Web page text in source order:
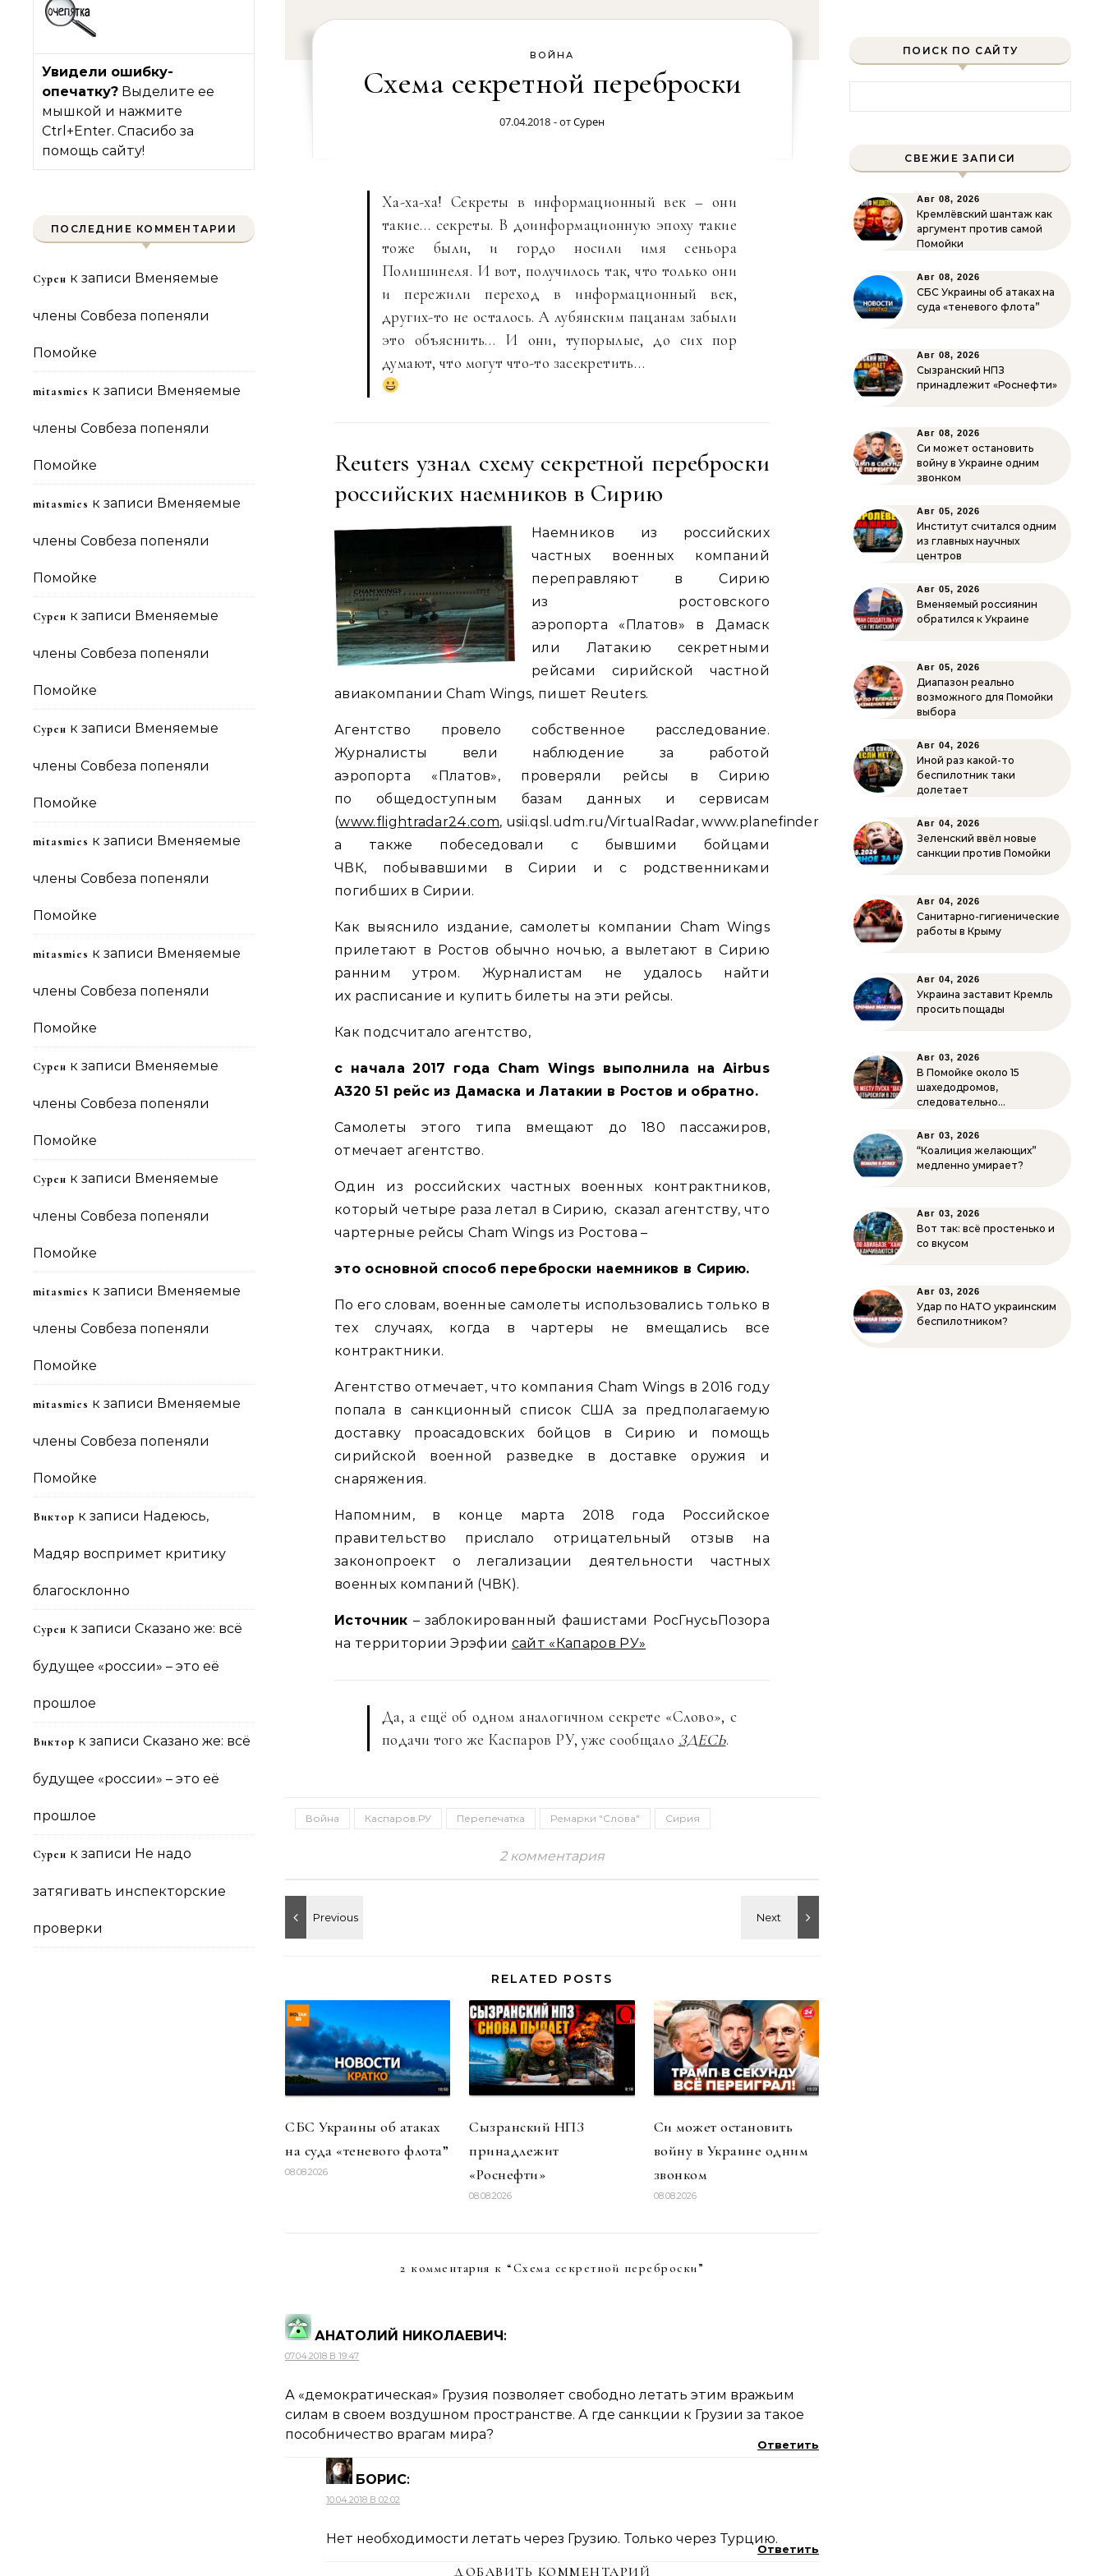
Увидели ошибку-
опечатку? Выделите ее
мышкой и нажмите
Ctrl+Enter. Спасибо за
помощь сайту!
ПОСЛЕДНИЕ КОММЕНТАРИИ
Сурен к записи Вменяемые
члены Совбеза попеняли
Помойке
mitasmies к записи Вменяемые
члены Совбеза попеняли
Помойке
mitasmies к записи Вменяемые
члены Совбеза попеняли
Помойке
Сурен к записи Вменяемые
члены Совбеза попеняли
Помойке
Сурен к записи Вменяемые
члены Совбеза попеняли
Помойке
mitasmies к записи Вменяемые
члены Совбеза попеняли
Помойке
mitasmies к записи Вменяемые
члены Совбеза попеняли
Помойке
Сурен к записи Вменяемые
члены Совбеза попеняли
Помойке
Сурен к записи Вменяемые
члены Совбеза попеняли
Помойке
mitasmies к записи Вменяемые
члены Совбеза попеняли
Помойке
mitasmies к записи Вменяемые
члены Совбеза попеняли
Помойке
Виктор к записи Надеюсь,
Мадяр воспримет критику
благосклонно
Сурен к записи Сказано же: всё
будущее «россии» – это её
прошлое
Виктор к записи Сказано же: всё
будущее «россии» – это её
прошлое
Сурен к записи Не надо
затягивать инспекторские
проверки
ВОЙНА
Схема секретной переброски
07.04.2018 - отСурен
Ха-ха-ха! Секреты в информационный век – они
такие… секреты. В доинформационную эпоху такие
тоже были, и гордо носили имя сеньора
Полишинеля. И вот, получилось так, что только они
и пережили переход в информационный век,
других-то не осталось. А лубянским пацанам забыли
это объяснить… И они, тупорылые, до сих пор
думают, что могут что-то засекретить…
Reuters узнал схему секретной переброски
российских наемников в Сирию
Наемников из российских
частных военных компаний
переправляют в Сирию
из ростовского
аэропорта «Платов» в Дамаск
или Латакию секретными
рейсами сирийской частной
авиакомпании Cham Wings, пишет Reuters.
Агентство провело собственное расследование.
Журналисты вели наблюдение за работой
аэропорта «Платов», проверяли рейсы в Сирию
по общедоступным базам данных и сервисам
(www.flightradar24.com, usii.qsl.udm.ru/VirtualRadar, www.planefinder.net),
а также побеседовали с бывшими бойцами
ЧВК, побывавшими в Сирии и с родственниками
погибших в Сирии.
Как выяснило издание, самолеты компании Cham Wings
прилетают в Ростов обычно ночью, а вылетают в Сирию
ранним утром. Журналистам не удалось найти
их расписание и купить билеты на эти рейсы.
Как подсчитало агентство,
с начала 2017 года Cham Wings выполнила на Airbus
A320 51 рейс из Дамаска и Латакии в Ростов и обратно.
Самолеты этого типа вмещают до 180 пассажиров,
отмечает агентство.
Один из российских частных военных контрактников,
который четыре раза летал в Сирию, сказал агентству, что
чартерные рейсы Cham Wings из Ростова –
это основной способ переброски наемников в Сирию.
По его словам, военные самолеты использовались только в
тех случаях, когда в чартеры не вмещались все
контрактники.
Агентство отмечает, что компания Cham Wings в 2016 году
попала в санкционный список США за предполагаемую
доставку проасадовских бойцов в Сирию и помощь
сирийской военной разведке в доставке оружия и
снаряжения.
Напомним, в конце марта 2018 года Российское
правительство прислало отрицательный отзыв на
законопроект о легализации деятельности частных
военных компаний (ЧВК).
Источник – заблокированный фашистами РосГнусьПозора
на территории Эрэфии сайт «Капаров РУ»
Да, а ещё об одном аналогичном секрете «Слово», с
подачи того же Каспаров РУ, уже сообщало ЗДЕСЬ.
Война Каспаров.РУ Перепечатка Ремарки "Слова" Сирия
2 комментария
RELATED POSTS
СБС Украины об атаках
на суда «теневого флота”
08.08.2026
Сызранский НПЗ
принадлежит
«Роснефти»
08.08.2026
Си может остановить
войну в Украине одним
звонком
08.08.2026
2 комментария к “Схема секретной переброски”
АНАТОЛИЙ НИКОЛАЕВИЧ:
07.04.2018 В 19:47
А «демократическая» Грузия позволяет свободно летать этим вражьим
силам в своем воздушном пространстве. А где санкции к Грузии за такое
пособничество врагам мира?
Ответить
БОРИС:
10.04.2018 В 02:02
Нет необходимости летать через Грузию. Только через Турцию.
Ответить
ДОБАВИТЬ КОММЕНТАРИЙ
ПОИСК ПО САЙТУ
СВЕЖИЕ ЗАПИСИ
Авг 08, 2026
Кремлёвский шантаж как
аргумент против самой
Помойки
Авг 08, 2026
СБС Украины об атаках на
суда «теневого флота”
Авг 08, 2026
Сызранский НПЗ
принадлежит «Роснефти»
Авг 08, 2026
Си может остановить
войну в Украине одним
звонком
Авг 05, 2026
Институт считался одним
из главных научных
центров
Авг 05, 2026
Вменяемый россиянин
обратился к Украине
Авг 05, 2026
Диапазон реально
возможного для Помойки
выбора
Авг 04, 2026
Иной раз какой-то
беспилотник таки
долетает
Авг 04, 2026
Зеленский ввёл новые
санкции против Помойки
Авг 04, 2026
Санитарно-гигиенические
работы в Крыму
Авг 04, 2026
Украина заставит Кремль
просить пощады
Авг 03, 2026
В Помойке около 15
шахедодромов,
следовательно…
Авг 03, 2026
“Коалиция желающих”
медленно умирает?
Авг 03, 2026
Вот так: всё простенько и
со вкусом
Авг 03, 2026
Удар по НАТО украинским
беспилотником?